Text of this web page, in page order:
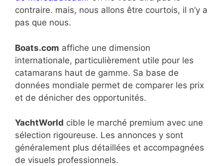
contraire. mais, nous allons être courtois, il n’y a
pas que nous.
Boats.com affiche une dimension
internationale, particulièrement utile pour les
catamarans haut de gamme. Sa base de
données mondiale permet de comparer les prix
et de dénicher des opportunités.
YachtWorld cible le marché premium avec une
sélection rigoureuse. Les annonces y sont
généralement plus détaillées et accompagnées
de visuels professionnels.